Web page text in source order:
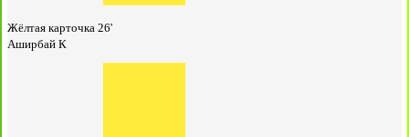
Жёлтая карточка 26'
Аширбай К